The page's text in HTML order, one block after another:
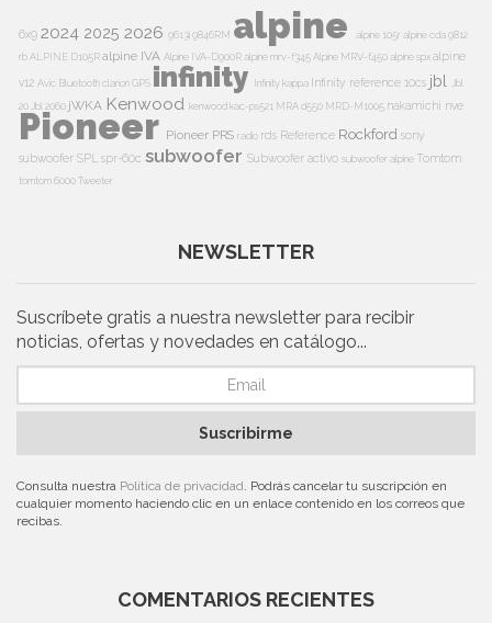
6x9 2024 2025 2026 9613i9846RM alpine alpine 105r alpine cda 9812
rbALPINE D105Ralpine IVA Alpine IVA-D900Ralpine mrv-f345Alpine MRV-f450alpine spxalpine
v12 Avic BluetoothclarionGPS infinity Infinity kappa Infinity reference 10cs jbl
Jbl
20 Jbl 2060 jWKA Kenwood kenwood kac-ps521 MRA d550 MRD-M1005 nakamichi nve
Pioneer Pioneer PRS radio rds Reference Rockford sony
subwoofer SPL spr-60c subwoofer Subwoofer activo subwoofer alpine Tomtom
tomtom 6000Tweeter
NEWSLETTER
Suscríbete gratis a nuestra newsletter para recibir
noticias, ofertas y novedades en catálogo...
Suscribirme
Consulta nuestra Política de privacidad. Podrás cancelar tu suscripción en
cualquier momento haciendo clic en un enlace contenido en los correos que
recibas.
COMENTARIOS RECIENTES